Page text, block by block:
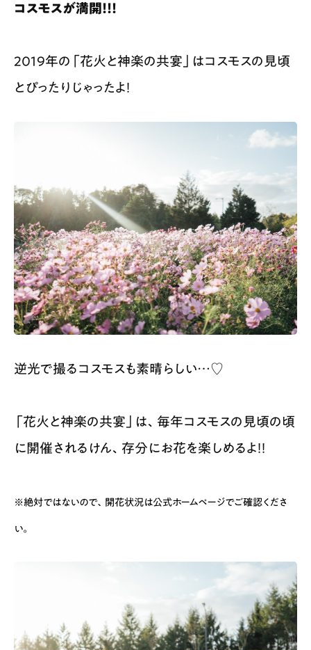
コスモスが満開！！！
2019年の「花火と神楽の共宴」はコスモスの見頃
とぴったりじゃったよ！
逆光で撮るコスモスも素晴らしい…♡
「花火と神楽の共宴」は、毎年コスモスの見頃の頃
に開催されるけん、存分にお花を楽しめるよ！！
※絶対ではないので、開花状況は公式ホームページでご確認くださ
い。